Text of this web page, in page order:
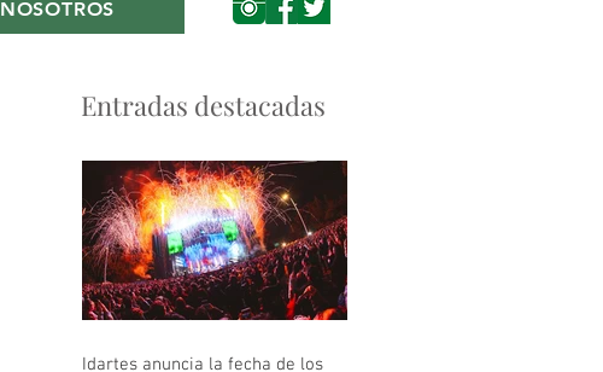
NOSOTROS
Entradas destacadas
Idartes anuncia la fecha de los